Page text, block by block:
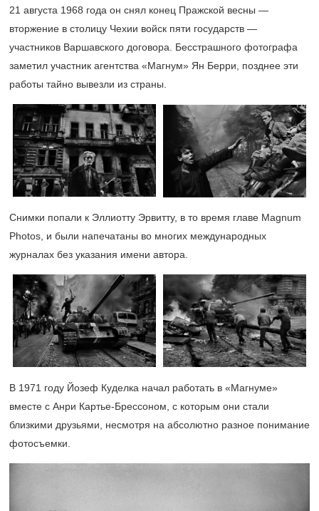
21 августа 1968 года он снял конец Пражской весны —
вторжение в столицу Чехии войск пяти государств —
участников Варшавского договора. Бесстрашного фотографа
заметил участник агентства «Магнум» Ян Берри, позднее эти
работы тайно вывезли из страны.
Снимки попали к Эллиотту Эрвитту, в то время главе Magnum
Photos, и были напечатаны во многих международных
журналах без указания имени автора.
В 1971 году Йозеф Куделка начал работать в «Магнуме»
вместе с Анри Картье-Брессоном, с которым они стали
близкими друзьями, несмотря на абсолютно разное понимание
фотосъемки.